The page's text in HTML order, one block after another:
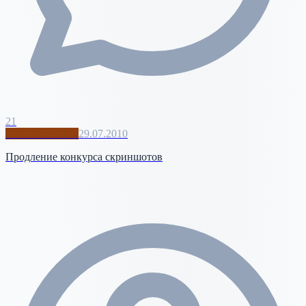
21
29.07.2010
Продление конкурса скриншотов